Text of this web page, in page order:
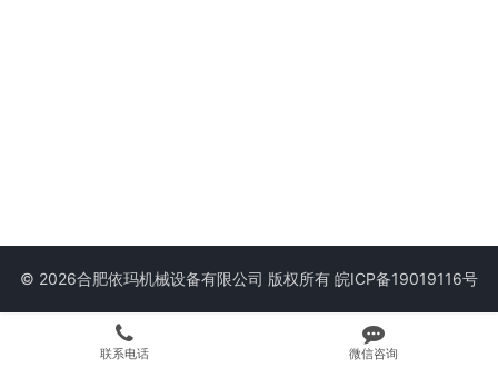
© 2026合肥依玛机械设备有限公司 版权所有 皖ICP备19019116号
联系电话 微信咨询